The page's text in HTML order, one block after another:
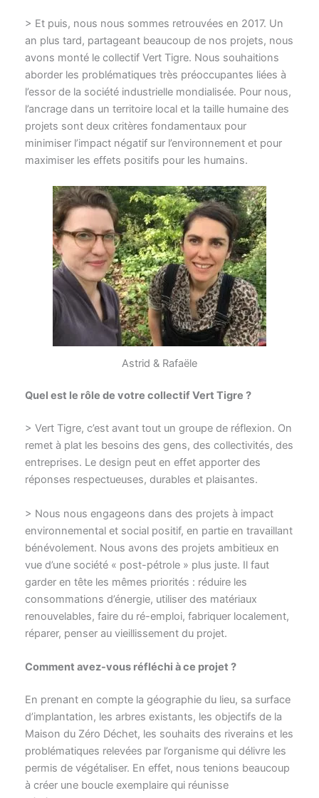
> Et puis, nous nous sommes retrouvées en 2017. Un
an plus tard, partageant beaucoup de nos projets, nous
avons monté le collectif Vert Tigre. Nous souhaitions
aborder les problématiques très préoccupantes liées à
l’essor de la société industrielle mondialisée. Pour nous,
l’ancrage dans un territoire local et la taille humaine des
projets sont deux critères fondamentaux pour
minimiser l’impact négatif sur l’environnement et pour
maximiser les effets positifs pour les humains.
Astrid & Rafaële
Quel est le rôle de votre collectif Vert Tigre ?
> Vert Tigre, c’est avant tout un groupe de réflexion. On
remet à plat les besoins des gens, des collectivités, des
entreprises. Le design peut en effet apporter des
réponses respectueuses, durables et plaisantes.
> Nous nous engageons dans des projets à impact
environnemental et social positif, en partie en travaillant
bénévolement. Nous avons des projets ambitieux en
vue d’une société « post-pétrole » plus juste. Il faut
garder en tête les mêmes priorités : réduire les
consommations d’énergie, utiliser des matériaux
renouvelables, faire du ré-emploi, fabriquer localement,
réparer, penser au vieillissement du projet.
Comment avez-vous réfléchi à ce projet ?
En prenant en compte la géographie du lieu, sa surface
d’implantation, les arbres existants, les objectifs de la
Maison du Zéro Déchet, les souhaits des riverains et les
problématiques relevées par l’organisme qui délivre les
permis de végétaliser. En effet, nous tenions beaucoup
à créer une boucle exemplaire qui réunisse